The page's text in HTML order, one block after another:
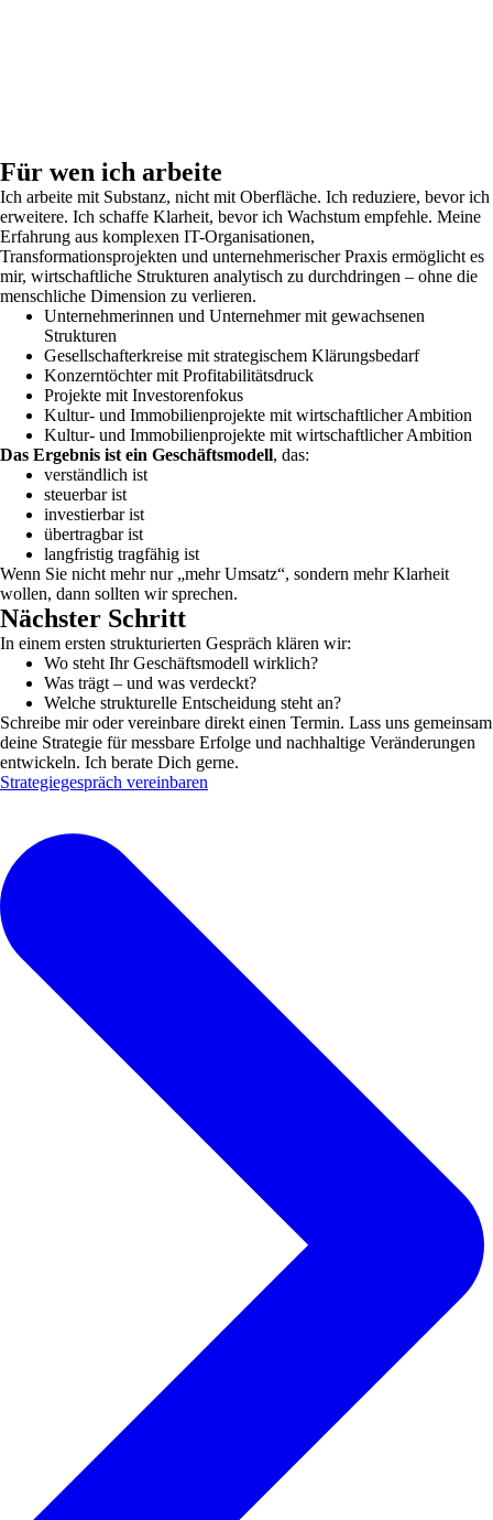
Für wen ich arbeite
Ich arbeite mit Substanz, nicht mit Oberfläche. Ich reduziere, bevor ich
erweitere. Ich schaffe Klarheit, bevor ich Wachstum empfehle. Meine
Erfahrung aus komplexen IT-Organisationen,
Transformationsprojekten und unternehmerischer Praxis ermöglicht es
mir, wirtschaftliche Strukturen analytisch zu durchdringen – ohne die
menschliche Dimension zu verlieren.
Unternehmerinnen und Unternehmer mit gewachsenen
Strukturen
Gesellschafterkreise mit strategischem Klärungsbedarf
Konzerntöchter mit Profitabilitätsdruck
Projekte mit Investorenfokus
Kultur- und Immobilienprojekte mit wirtschaftlicher Ambition
Kultur- und Immobilienprojekte mit wirtschaftlicher Ambition
Das Ergebnis ist ein Geschäftsmodell, das:
verständlich ist
steuerbar ist
investierbar ist
übertragbar ist
langfristig tragfähig ist
Wenn Sie nicht mehr nur „mehr Umsatz“, sondern mehr Klarheit
wollen, dann sollten wir sprechen.
Nächster Schritt
In einem ersten strukturierten Gespräch klären wir:
Wo steht Ihr Geschäftsmodell wirklich?
Was trägt – und was verdeckt?
Welche strukturelle Entscheidung steht an?
Schreibe mir oder vereinbare direkt einen Termin. Lass uns gemeinsam
deine Strategie für messbare Erfolge und nachhaltige Veränderungen
entwickeln. Ich berate Dich gerne.
Strategiegespräch vereinbaren